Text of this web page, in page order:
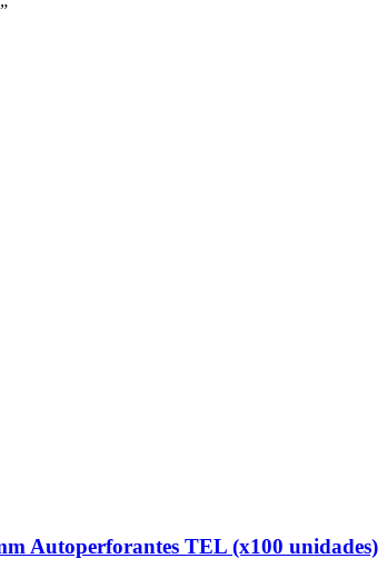
Autoperforantes TEL (x100 unidades)